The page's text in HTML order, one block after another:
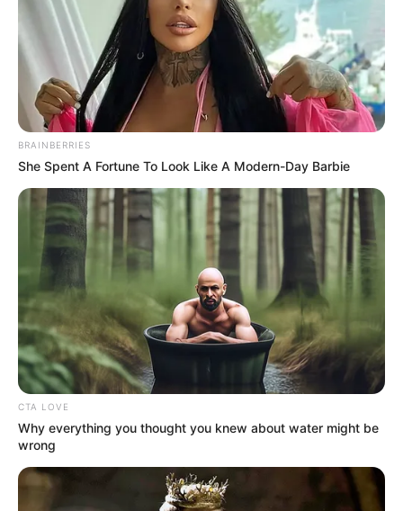
BRAINBERRIES
She Spent A Fortune To Look Like A Modern-Day Barbie
CTA LOVE
Why everything you thought you knew about water might be
wrong